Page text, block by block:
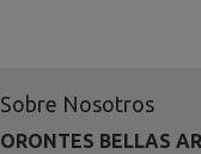
Sobre Nosotros
ORONTES BELLAS